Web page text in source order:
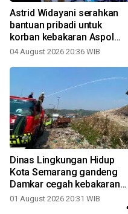
Astrid Widayani serahkan
bantuan pribadi untuk
korban kebakaran Aspol
Panularan
04 August 2026 20:36 WIB
Dinas Lingkungan Hidup
Kota Semarang gandeng
Damkar cegah kebakaran
TPA Jatibarang
01 August 2026 20:31 WIB